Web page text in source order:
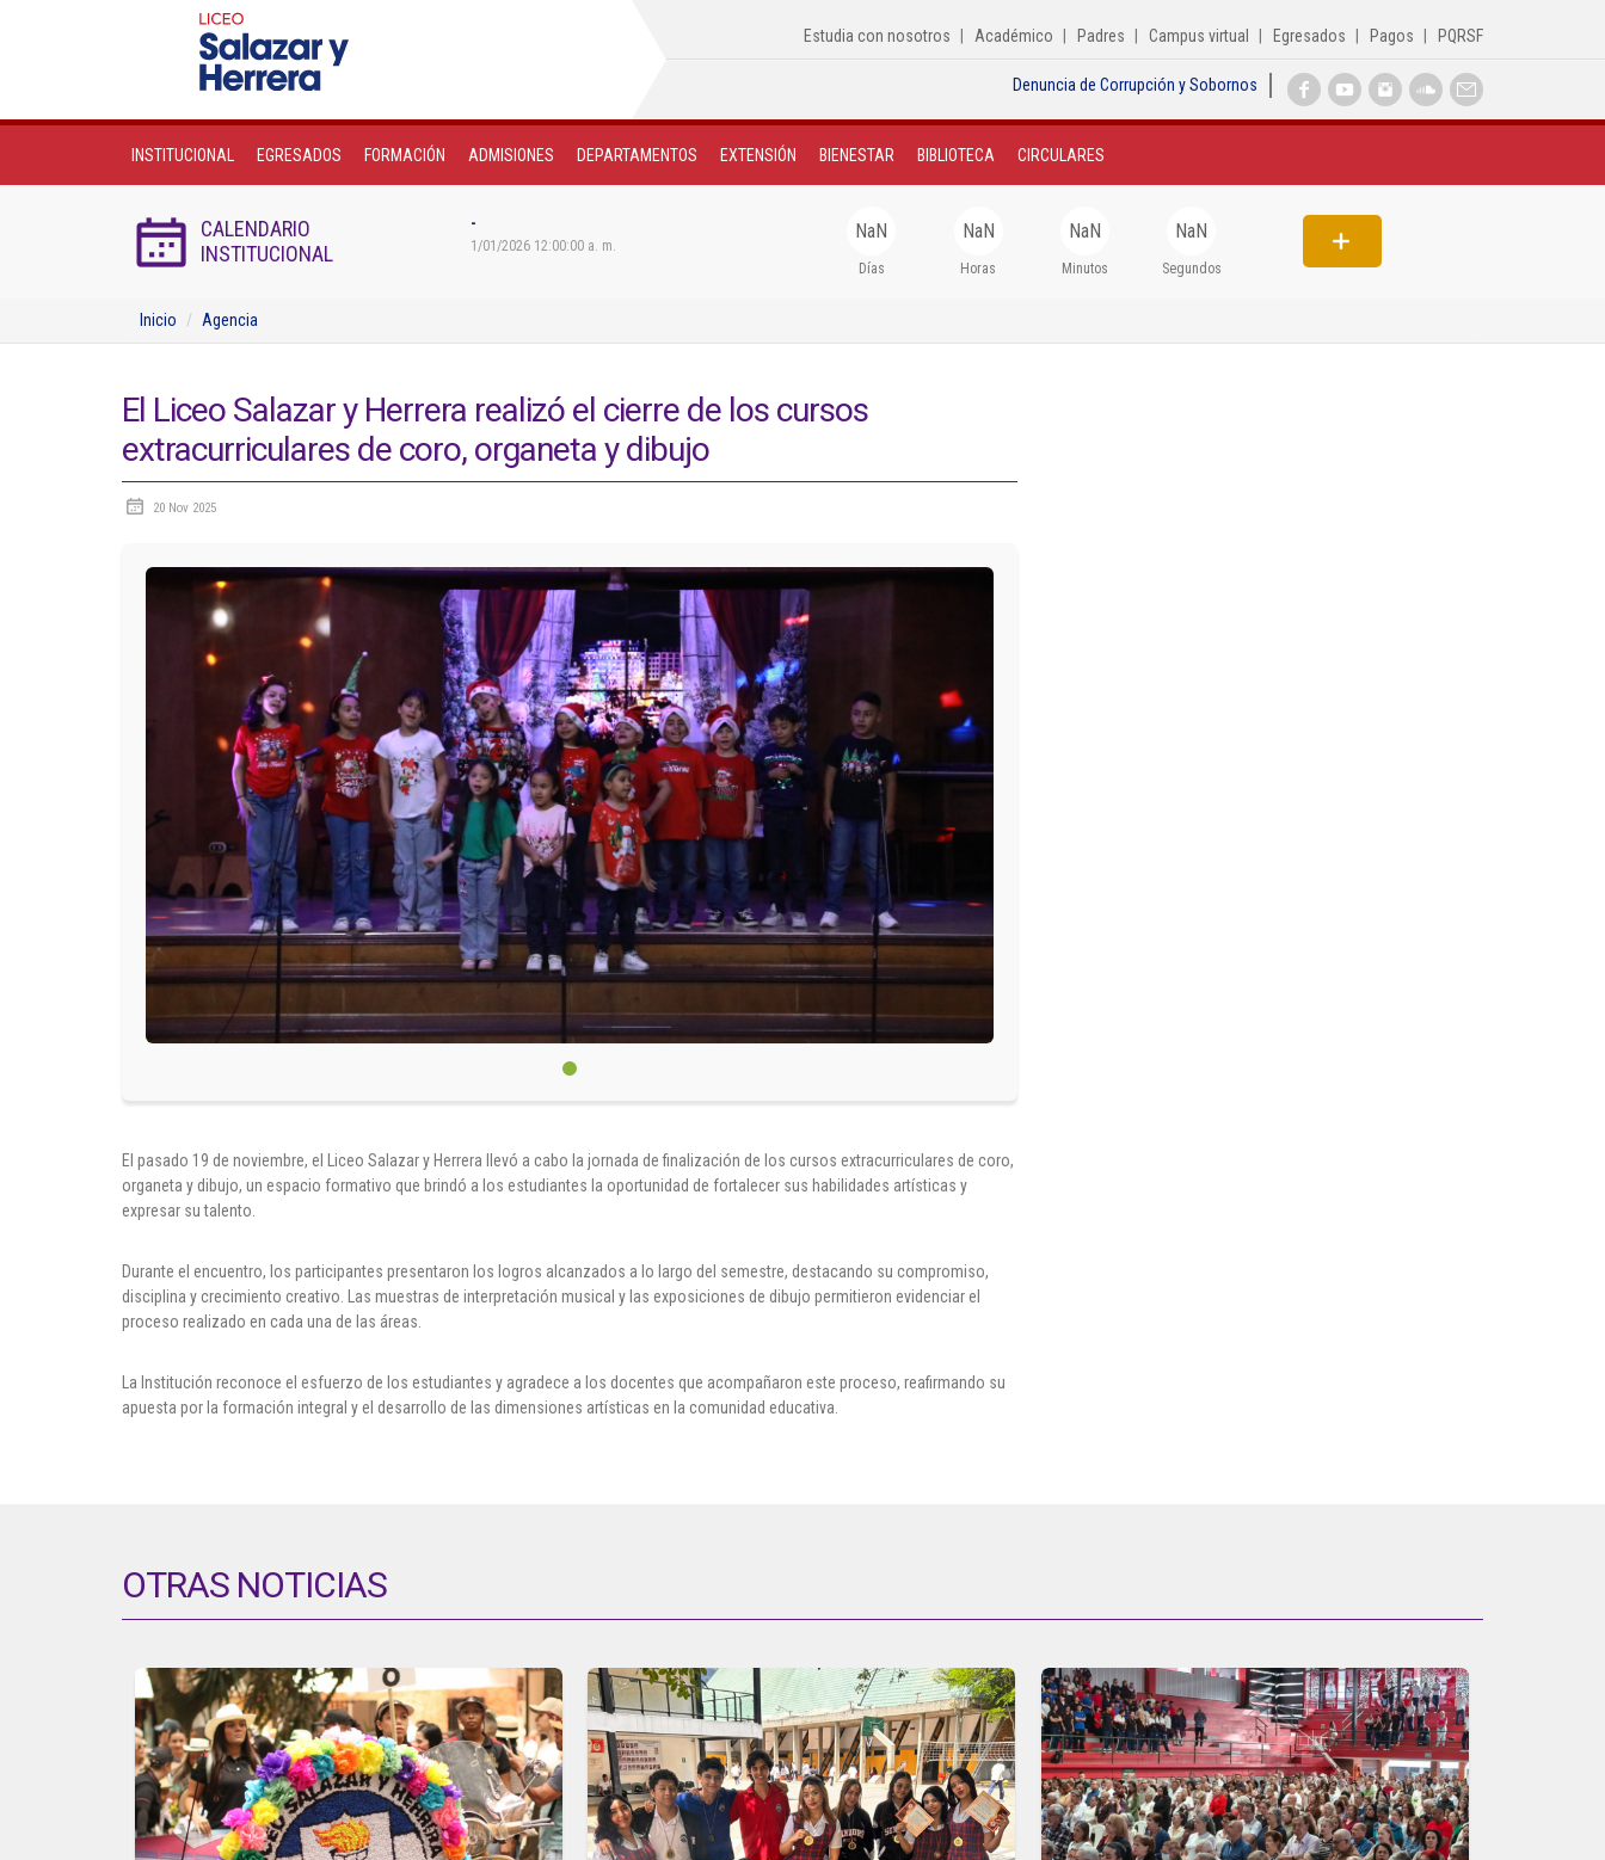
Estudia con nosotros Académico Padres Campus virtual Egresados Pagos PQRSF
Denuncia de Corrupción y Sobornos
INSTITUCIONAL EGRESADOS FORMACIÓN ADMISIONES DEPARTAMENTOS EXTENSIÓN BIENESTAR BIBLIOTECA CIRCULARES
CALENDARIO
INSTITUCIONAL
-
1/01/2026 12:00:00 a. m.
NaN
Días
NaN
Horas
NaN
Minutos
NaN
Segundos
Inicio Agencia
El Liceo Salazar y Herrera realizó el cierre de los cursos
extracurriculares de coro, organeta y dibujo
20 Nov 2025
El pasado 19 de noviembre, el Liceo Salazar y Herrera llevó a cabo la jornada de finalización de los cursos extracurriculares de coro,
organeta y dibujo, un espacio formativo que brindó a los estudiantes la oportunidad de fortalecer sus habilidades artísticas y
expresar su talento.
Durante el encuentro, los participantes presentaron los logros alcanzados a lo largo del semestre, destacando su compromiso,
disciplina y crecimiento creativo. Las muestras de interpretación musical y las exposiciones de dibujo permitieron evidenciar el
proceso realizado en cada una de las áreas.
La Institución reconoce el esfuerzo de los estudiantes y agradece a los docentes que acompañaron este proceso, reafirmando su
apuesta por la formación integral y el desarrollo de las dimensiones artísticas en la comunidad educativa.
OTRAS NOTICIAS
Egresados
Formación